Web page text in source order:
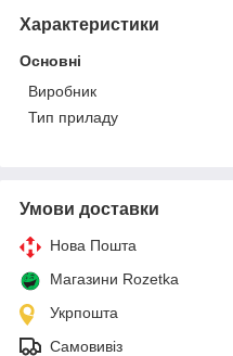
Характеристики
Основні
Виробник
Тип приладу
Умови доставки
Нова Пошта
Магазини Rozetka
Укрпошта
Самовивіз